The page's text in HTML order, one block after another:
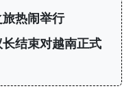
热闹举行
结束对越南正式